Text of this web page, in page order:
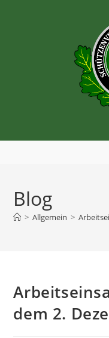
Blog
> Allgemein >
dem 2.